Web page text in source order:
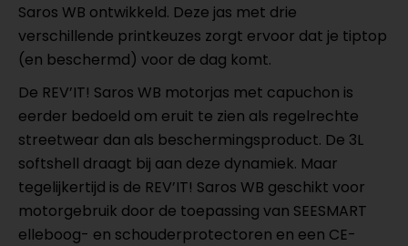
Saros WB ontwikkeld. Deze jas met drie
verschillende printkeuzes zorgt ervoor dat je tiptop
(en beschermd) voor de dag komt.
De REV’IT! Saros WB motorjas met capuchon is
eerder bedoeld om eruit te zien als regelrechte
streetwear dan als beschermingsproduct. De 3L
softshell draagt bij aan deze dynamiek. Maar
tegelijkertijd is de REV’IT! Saros WB geschikt voor
motorgebruik door de toepassing van SEESMART
elleboog- en schouderprotectoren en een CE-